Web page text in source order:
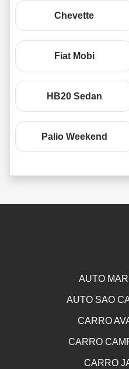
Chevette
Fiat Mobi
HB20 Sedan
Palio Weekend
AUTO
AUTO SAO
CARRO
CARRO
CARRO